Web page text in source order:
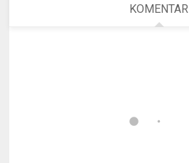
KOMENTAR